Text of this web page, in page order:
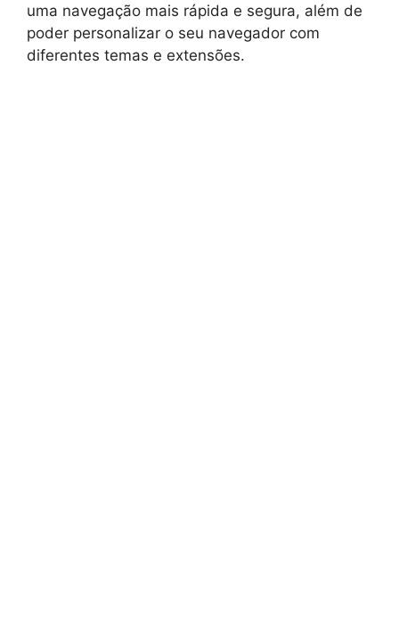
uma navegação mais rápida e segura, além de
poder personalizar o seu navegador com
diferentes temas e extensões.